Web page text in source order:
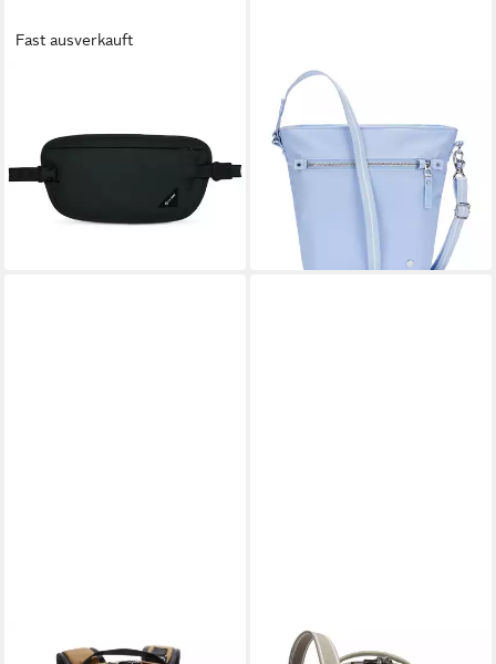
Fast ausverkauft
Polyester
42,85 €
lieferbar - in 2-3 Werktagen bei dir
PACSAFE
Umhängetasche Pacsafe W,
Polyester
ab 102,99 €
UVP119,90 €
-14%
lieferbar - in 2-3 Werktagen bei dir
PACSAFE PACSAFE